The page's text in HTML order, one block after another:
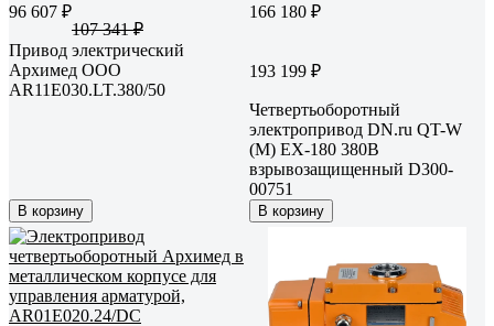
96 607 ₽
107 341 ₽
Привод электрический
Архимед ООО
AR11E030.LT.380/50
В корзину
166 180 ₽
193 199 ₽
Четвертьоборотный
электропривод DN.ru QT-W
(M) EX-180 380В
взрывозащищенный D300-
00751
В корзину